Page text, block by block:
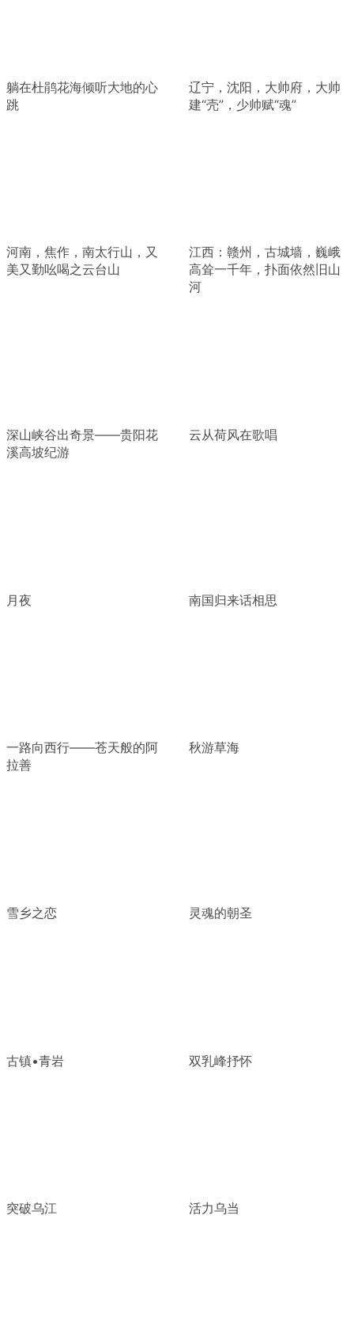
躺在杜鹃花海倾听大地的心
跳
辽宁，沈阳，大帅府，大帅
建“壳”，少帅赋“魂”
河南，焦作，南太行山，又
美又勤吆喝之云台山
江西：赣州，古城墙，巍峨
高耸一千年，扑面依然旧山
河
深山峡谷出奇景——贵阳花
溪高坡纪游
云从荷风在歌唱
月夜 南国归来话相思
一路向西行——苍天般的阿
拉善
秋游草海
雪乡之恋 灵魂的朝圣
古镇•青岩 双乳峰抒怀
突破乌江 活力乌当